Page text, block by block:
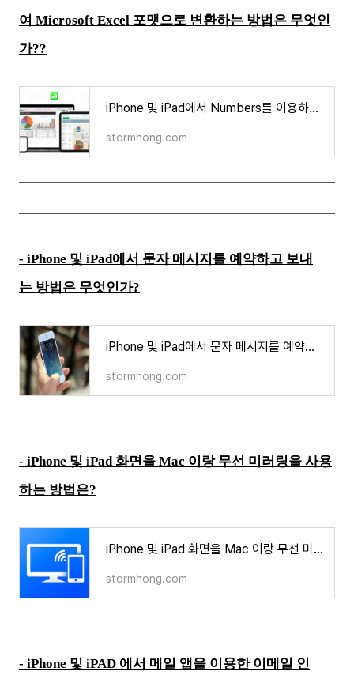
여 Microsoft Excel 포맷으로 변환하는 방법은 무엇인
가??
iPhone 및 iPad에서 Numbers를 이용하여 Microsoft Excel 포맷으로 변환하는 방법은 무엇인가??
stormhong.com
- iPhone 및 iPad에서 문자 메시지를 예약하고 보내
는 방법은 무엇인가?
iPhone 및 iPad에서 문자 메시지를 예약하고 보내는 방법은 무엇인가?
stormhong.com
- iPhone 및 iPad 화면을 Mac 이랑 무선 미러링을 사용
하는 방법은?
iPhone 및 iPad 화면을 Mac 이랑 무선 미러링을 사용하는 방법은?
stormhong.com
- iPhone 및 iPAD 에서 메일 앱을 이용한 이메일 인